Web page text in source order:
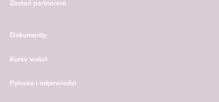
Zostań partnerem
Dokumenty
Kursy walut
Pytania i odpowiedzi